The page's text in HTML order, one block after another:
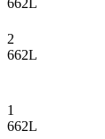
2
662L
1
662L